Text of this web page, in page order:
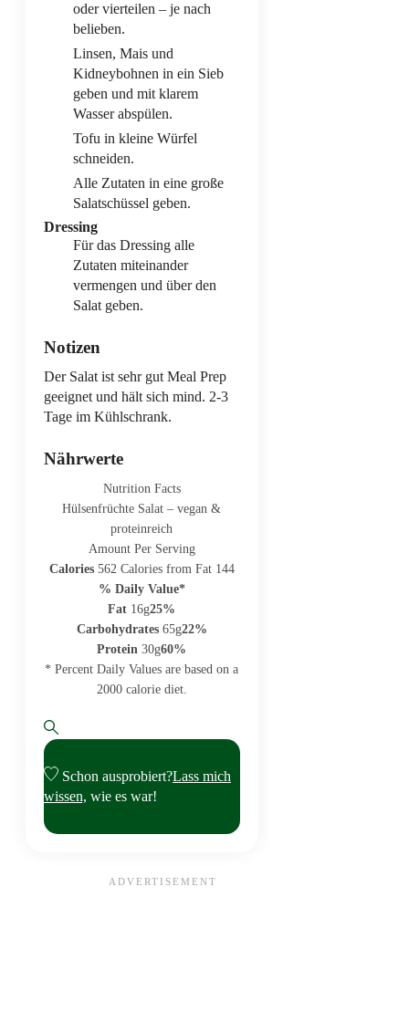
oder vierteilen – je nach
belieben.
Linsen, Mais und
Kidneybohnen in ein Sieb
geben und mit klarem
Wasser abspülen.
Tofu in kleine Würfel
schneiden.
Alle Zutaten in eine große
Salatschüssel geben.
Dressing
Für das Dressing alle
Zutaten miteinander
vermengen und über den
Salat geben.
Notizen
Der Salat ist sehr gut Meal Prep
geeignet und hält sich mind. 2-3
Tage im Kühlschrank.
Nährwerte
Nutrition Facts
Hülsenfrüchte Salat – vegan &
proteinreich
Amount Per Serving
Calories562 Calories from Fat 144
% Daily Value*
Fat 16g25%
Carbohydrates65g22%
Protein 30g60%
* Percent Daily Values are based on a
2000 calorie diet.
Schon ausprobiert?Lass mich
wissen, wie es war!